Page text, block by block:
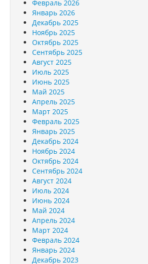
Февраль 2026
Январь 2026
Декабрь 2025
Ноябрь 2025
Октябрь 2025
Сентябрь 2025
Август 2025
Июль 2025
Июнь 2025
Май 2025
Апрель 2025
Март 2025
Февраль 2025
Январь 2025
Декабрь 2024
Ноябрь 2024
Октябрь 2024
Сентябрь 2024
Август 2024
Июль 2024
Июнь 2024
Май 2024
Апрель 2024
Март 2024
Февраль 2024
Январь 2024
Декабрь 2023